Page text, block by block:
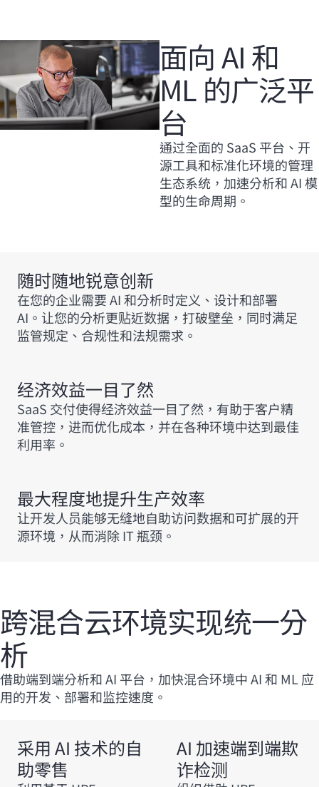
面向 AI 和
ML 的广泛平
台
通过全面的 SaaS 平台、开
源工具和标准化环境的管理
生态系统，加速分析和 AI 模
型的生命周期。
随时随地锐意创新
在您的企业需要 AI 和分析时定义、设计和部署
AI。让您的分析更贴近数据，打破壁垒，同时满足
监管规定、合规性和法规需求。
经济效益一目了然
SaaS 交付使得经济效益一目了然，有助于客户精
准管控，进而优化成本，并在各种环境中达到最佳
利用率。
最大程度地提升生产效率
让开发人员能够无缝地自助访问数据和可扩展的开
源环境，从而消除 IT 瓶颈。
跨混合云环境实现统一分
析
借助端到端分析和 AI 平台，加快混合环境中 AI 和 ML 应
用的开发、部署和监控速度。
采用 AI 技术的自
助零售
AI 加速端到端欺
诈检测